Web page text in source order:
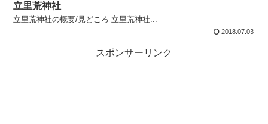
立里荒神社
立里荒神社の概要/見どころ 立里荒神社...
2018.07.03
スポンサーリンク